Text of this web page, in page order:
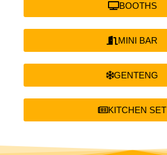
BOOTHS
MINI BAR
GENTENG
KITCHEN SET